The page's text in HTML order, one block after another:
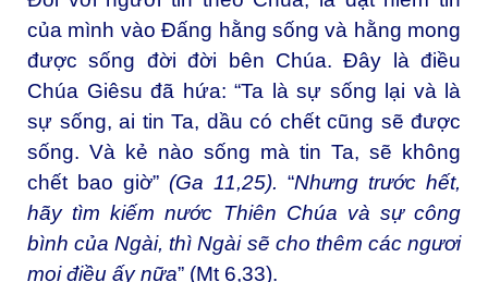
của mình vào Đấng hằng sống và hằng mong
được sống đời đời bên Chúa. Đây là điều
Chúa Giêsu đã hứa: “Ta là sự sống lại và là
sự sống, ai tin Ta, dầu có chết cũng sẽ được
sống. Và kẻ nào sống mà tin Ta, sẽ không
chết bao giờ” (Ga 11,25). “Nhưng trước hết,
hãy tìm kiếm nước Thiên Chúa và sự công
bình của Ngài, thì Ngài sẽ cho thêm các ngươi
mọi điều ấy nữa” (Mt 6,33).